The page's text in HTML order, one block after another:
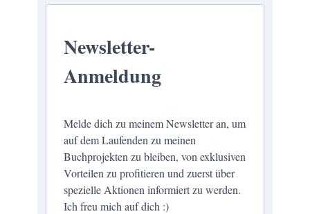
Newsletter-
Anmeldung
Melde dich zu meinem Newsletter an, um
auf dem Laufenden zu meinen
Buchprojekten zu bleiben, von exklusiven
Vorteilen zu profitieren und zuerst über
spezielle Aktionen informiert zu werden.
Ich freu mich auf dich :)